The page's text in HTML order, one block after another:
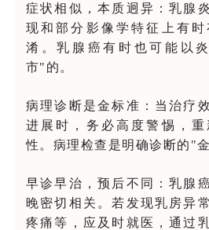
症状相似，本质迥异：乳腺
现和部分影像学特征上有
淆。乳腺癌有时也可能以
市"的。
病理诊断是金标准：当治疗
进展时，务必高度警惕，
性。病理检查是明确诊断的"
早诊早治，预后不同：乳腺
晚密切相关。若发现乳房异
疼痛等，应及时就医，通过